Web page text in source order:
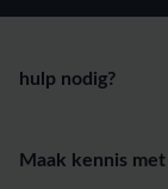
hulp nodig?
Maak kennis